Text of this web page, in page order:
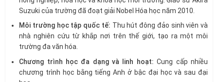
Suzuki của trường đã đoạt giải Nobel Hóa học năm 2010.
Môi trường học tập quốc tế: Thu hút đông đảo sinh viên và
nhà nghiên cứu từ khắp nơi trên thế giới, tạo ra một môi
trường đa văn hóa.
Chương trình học đa dạng và linh hoạt: Cung cấp nhiều
chương trình học bằng tiếng Anh ở bậc đại học và sau đại